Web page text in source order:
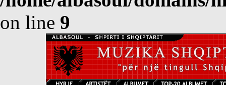
on line 9